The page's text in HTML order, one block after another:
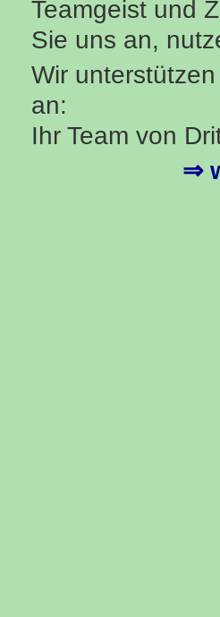
Teamgeist und
Sie uns an,
Wir
an:
Ihr Team von
⇒